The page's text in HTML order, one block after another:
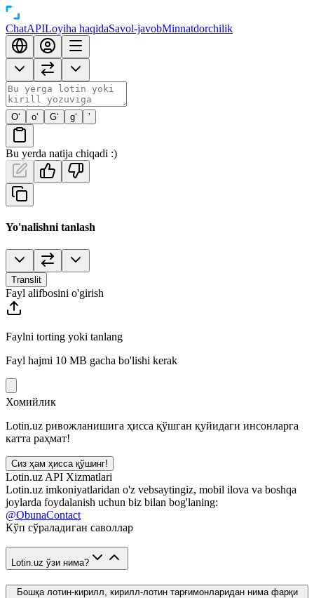
ChatAPILoyiha haqidaSavol-javobMinnatdorchilik
O‘ o‘ G‘ g‘ ’
Bu yerda natija chiqadi :)
Yo'nalishni tanlash
Translit
Fayl alifbosini o'girish
Faylni torting yoki tanlang
Fayl hajmi 10 MB gacha bo'lishi kerak
Хомийлик
Lotin.uz ривожланишига ҳисса қўшган қуйидаги инсонларга
катта раҳмат!
Сиз ҳам ҳисса қўшинг!
Lotin.uz API Xizmatlari
Lotin.uz imkoniyatlaridan o'z vebsaytingiz, mobil ilova va boshqa
joylarda foydalanish uchun biz bilan bog'laning:
@ObunaContact
Кўп сўраладиган саволлар
Lotin.uz ўзи нима?
Бошқа лотин-кирилл, кирилл-лотин тарғимонларидан нима фарқи